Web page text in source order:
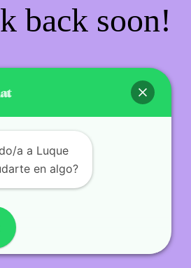
back soon!
a a Luque
en algo?